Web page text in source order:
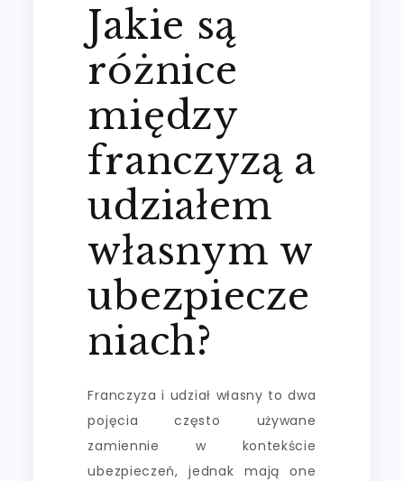
Jakie są
różnice
między
franczyzą a
udziałem
własnym w
ubezpiecze
niach?
Franczyza i udział własny to dwa
pojęcia często używane
zamiennie w kontekście
ubezpieczeń, jednak mają one